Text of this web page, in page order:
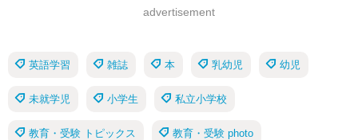
advertisement
英語学習 雑誌 本 乳幼児 幼児
未就学児 小学生 私立小学校
教育・受験 トピックス 教育・受験 photo